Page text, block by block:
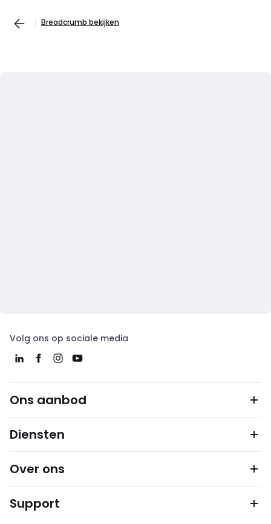
Breadcrumb bekijken
Volg ons op sociale media
Ons aanbod
Diensten
Over ons
Support